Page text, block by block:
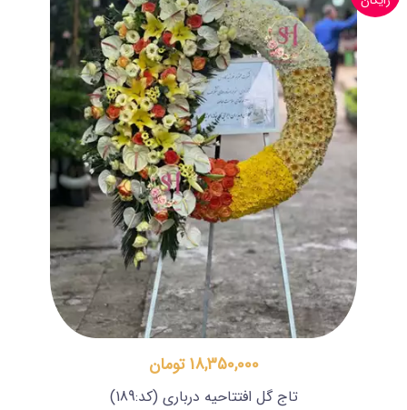
18,350,000 تومان
تاج گل افتتاحیه درباری (کد:189)